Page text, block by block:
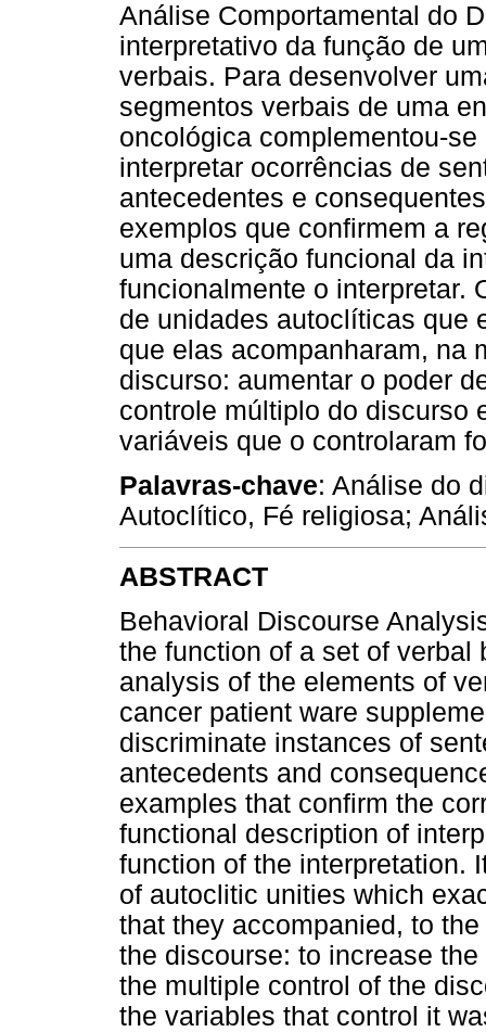
Análise Comportamental do
interpretativo da função de
verbais. Para desenvolver
segmentos verbais de uma
oncológica complementou-
interpretar ocorrências de
antecedentes e
exemplos que confirmem a
uma descrição funcional da
funcionalmente o interpretar.
de unidades autoclíticas que
que elas acompanharam, na
discurso: aumentar o poder
controle múltiplo do discurso
variáveis que o controlaram
Palavras-chave: Análise do
Autoclítico, Fé religiosa;
ABSTRACT
Behavioral Discourse
the function of a set of verbal
analysis of the elements of
cancer patient ware
discriminate instances of
antecedents and
examples that confirm the
functional description of
function of the interpretation.
of autoclitic unities which
that they accompanied, to
the discourse: to increase
the multiple control of the
the variables that control it